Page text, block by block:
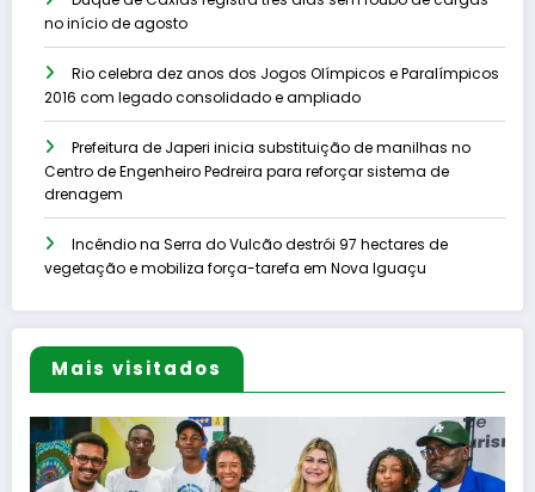
no início de agosto
Rio celebra dez anos dos Jogos Olímpicos e Paralímpicos
2016 com legado consolidado e ampliado
Prefeitura de Japeri inicia substituição de manilhas no
Centro de Engenheiro Pedreira para reforçar sistema de
drenagem
Incêndio na Serra do Vulcão destrói 97 hectares de
vegetação e mobiliza força-tarefa em Nova Iguaçu
Mais visitados